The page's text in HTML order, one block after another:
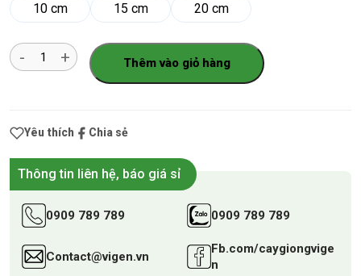
10 cm
15 cm 20 cm
Số
lượng
Thêm vào giỏ hàng
Yêu thích Chia sẻ
Thông tin liên hệ, báo giá sỉ
0909 789 789 0909 789 789
Contact@vigen.vn
Fb.com/caygiongvige
n